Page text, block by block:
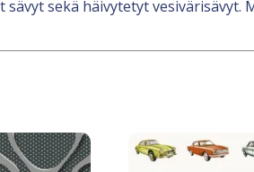
sekä häivytetyt